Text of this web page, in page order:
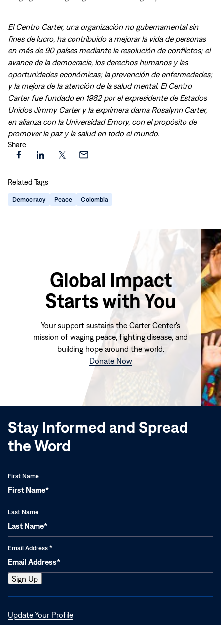
El Centro Carter, una organización no gubernamental sin
fines de lucro, ha contribuido a mejorar la vida de personas
en más de 90 países mediante la resolución de conflictos; el
avance de la democracia, los derechos humanos y las
oportunidades económicas; la prevención de enfermedades;
y la mejora de la atención de la salud mental. El Centro
Carter fue fundado en 1982 por el expresidente de Estados
Unidos Jimmy Carter y la exprimera dama Rosalynn Carter,
en alianza con la Universidad Emory, con el propósito de
promover la paz y la salud en todo el mundo.
Share
Share
page
on
Facebook
Share
page
on
LinkedIn
Share
on
X
Share
via
Email
Related Tags
Democracy Peace Colombia
Global Impact
Starts with You
Your support sustains the Carter Center's
mission of waging peace, fighting disease, and
building hope around the world.
Donate Now(opens
window)
Stay Informed and Spread
the Word
First Name
Last Name
Email Address *
Update Your ProfileOpens